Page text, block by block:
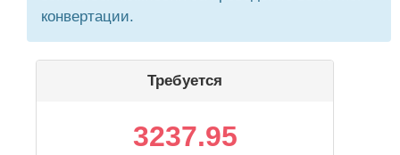
конвертации.
Требуется
3237.95